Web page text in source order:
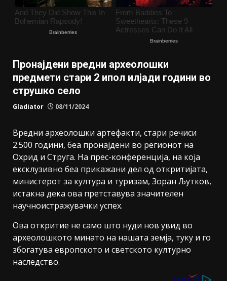
Пронајдени вредни археолошки
предмети стари 2 ипол илјади години во
струшко село
Gladiator 08/11/2024
Вредни археолошки артефакти, стари речиси
2.500 години, беа пронајдени во регионот на
Охрид и Струга. На прес-конференција, на која
ексклузивно беа прикажани дел од откритијата,
министерот за култура и туризам, Зоран Љутков,
истакна дека ова претставува значителен
научноистражувачки успех.
Ова откритие не само што нуди нов увид во
археолошкото минато на нашата земја, туку и го
збогатува европското и светското културно
наследство.